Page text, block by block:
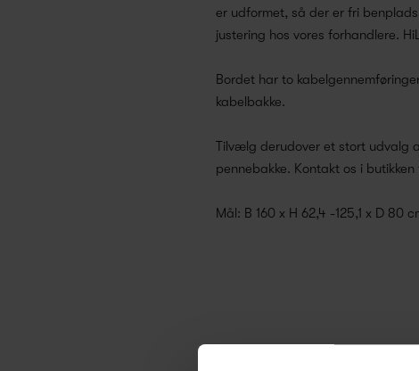
er udformet, så der er fri
justering hos vores forhandlere.
Bordet har to
kabelbakke.
Tilvælg derudover et stort udvalg
pennebakke. Kontakt os i
Mål: B 160 x H 62,4 -125,1 x D 80